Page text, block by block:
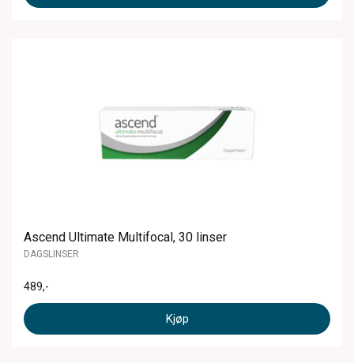
Ascend Ultimate Multifocal, 30 linser
DAGSLINSER
489,-
Kjøp